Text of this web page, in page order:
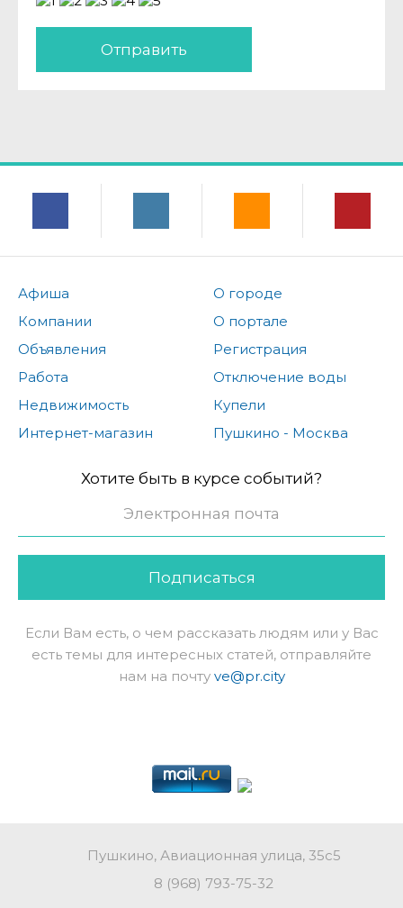
Отправить
Афиша
Компании
Объявления
Работа
Недвижимость
Интернет-магазин
О городе
О портале
Регистрация
Отключение воды
Купели
Пушкино - Москва
Хотите быть в курсе событий?
Подписаться
Если Вам есть, о чем рассказать людям или у Вас
есть темы для интересных статей, отправляйте
нам на почту ve@pr.city
Пушкино, Авиационная улица, 35с5
8 (968) 793-75-32